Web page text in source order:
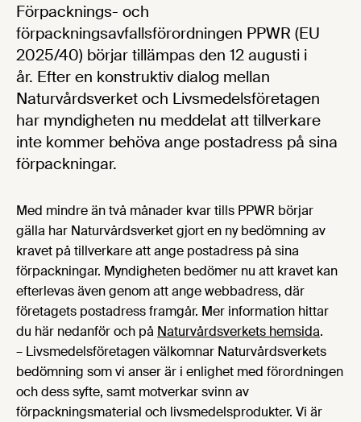
Förpacknings- och
förpackningsavfallsförordningen PPWR (EU
2025/40) börjar tillämpas den 12 augusti i
år. Efter en konstruktiv dialog mellan
Naturvårdsverket och Livsmedelsföretagen
har myndigheten nu meddelat att tillverkare
inte kommer behöva ange postadress på sina
förpackningar.
Med mindre än två månader kvar tills PPWR börjar
gälla har Naturvårdsverket gjort en ny bedömning av
kravet på tillverkare att ange postadress på sina
förpackningar. Myndigheten bedömer nu att kravet kan
efterlevas även genom att ange webbadress, där
företagets postadress framgår. Mer information hittar
du här nedanför och på Naturvårdsverkets hemsida.
– Livsmedelsföretagen välkomnar Naturvårdsverkets
bedömning som vi anser är i enlighet med förordningen
och dess syfte, samt motverkar svinn av
förpackningsmaterial och livsmedelsprodukter. Vi är